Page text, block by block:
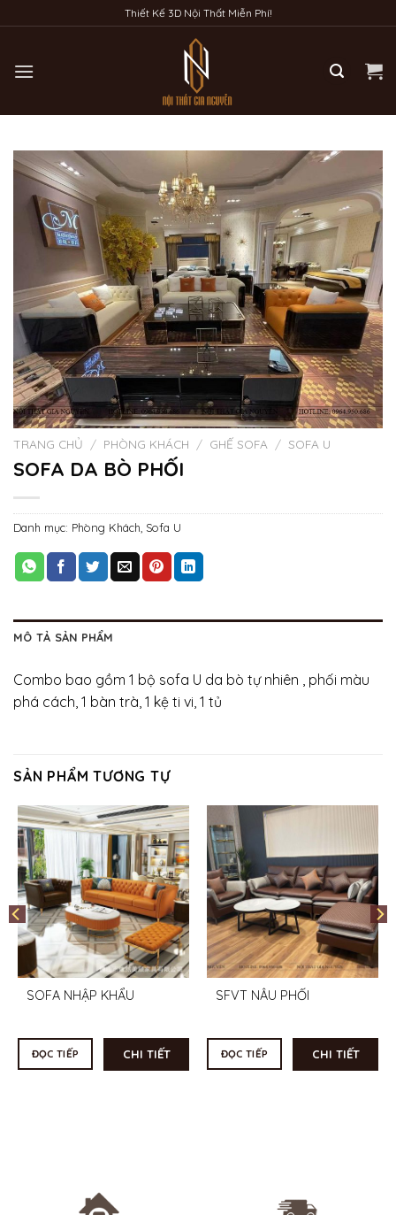
qua
dung
Thiết Kế 3D Nội Thất Miễn Phí!
TRANG CHỦ / PHÒNG KHÁCH / GHẾ SOFA / SOFA U
SOFA DA BÒ PHỐI
Danh mục: Phòng Khách, Sofa U
MÔ TẢ SẢN PHẨM
Combo bao gồm 1 bộ sofa U da bò tự nhiên , phối màu
phá cách, 1 bàn trà, 1 kệ ti vi, 1 tủ
SẢN PHẨM TƯƠNG TỰ
SOFA NHẬP KHẨU
ĐỌC TIẾP CHI TIẾT
SFVT NÂU PHỐI
ĐỌC TIẾP CHI TIẾT